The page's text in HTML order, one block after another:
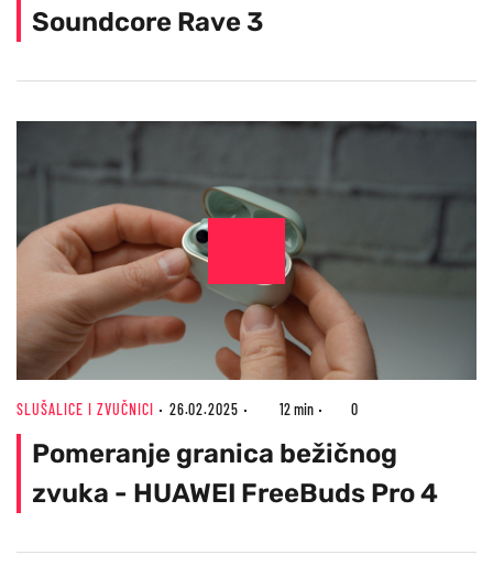
Soundcore Rave 3
SLUŠALICE I ZVUČNICI 26.02.2025 12 min 0
Pomeranje granica bežičnog
zvuka - HUAWEI FreeBuds Pro 4